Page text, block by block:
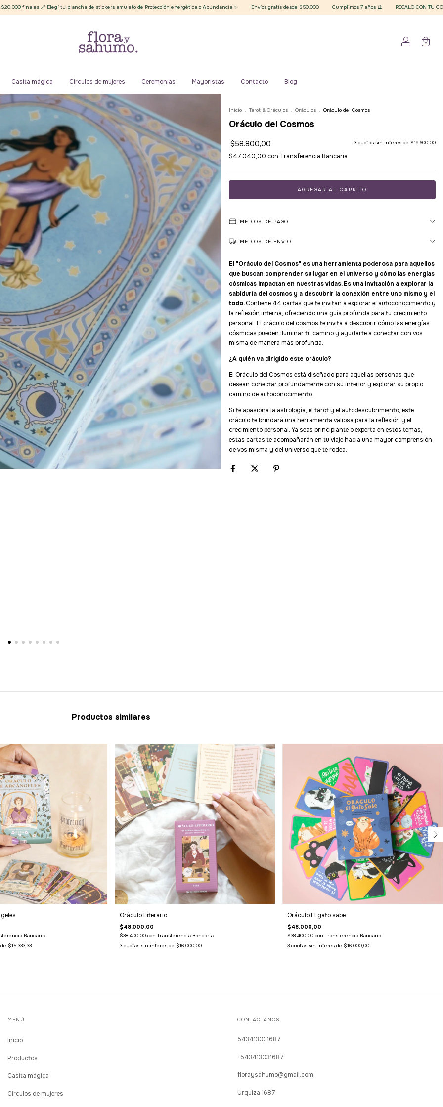
Elegí tu plancha de stickers amuleto de Protección energética o Abundancia ✨ Envíos gratis desde $50.000 Cumplimos 7 años 🔮 REGALO CON TU COMPRA
0
Casita mágica Círculos de mujeres Ceremonias Mayoristas Contacto Blog
Inicio . Tarot & Oráculos . Oráculos . Oráculo del Cosmos
Oráculo del Cosmos
$58.800,00 3 cuotas sin interés de $19.600,00
$47.040,00 con Transferencia Bancaria
MEDIOS DE PAGO
MEDIOS DE ENVÍO
El "Oráculo del Cosmos" es una herramienta poderosa para aquellos
que buscan comprender su lugar en el universo y cómo las energías
cósmicas impactan en nuestras vidas. Es una invitación a explorar la
sabiduría del cosmos y a descubrir la conexión entre uno mismo y el
todo.Contiene 44 cartas que te invitan a explorar el autoconocimiento y
la reflexión interna, ofreciendo una guía profunda para tu crecimiento
personal. El oráculo del cosmos te invita a descubrir cómo las energías
cósmicas pueden iluminar tu camino y ayudarte a conectar con vos
misma de manera más profunda.
¿A quién va dirigido este oráculo?
El Oráculo del Cosmos está diseñado para aquellas personas que
desean conectar profundamente con su interior y explorar su propio
camino de autoconocimiento.
Si te apasiona la astrología, el tarot y el autodescubrimiento, este
oráculo te brindará una herramienta valiosa para la reflexión y el
crecimiento personal. Ya seas principiante o experta en estos temas,
estas cartas te acompañarán en tu viaje hacia una mayor comprensión
de vos misma y del universo que te rodea.
Productos similares
Bancaria
$15.333,33
Oráculo Literario
$48.000,00
$38.400,00 con Transferencia Bancaria
3 cuotas sin interés de $16.000,00
Oráculo El gato sabe
$48.000,00
$38.400,00con Transferencia Bancaria
3 cuotas sin interés de $16.000,00
MENÚ
Inicio
Productos
Casita mágica
Círculos de mujeres
CONTACTANOS
543413031687
+543413031687
floraysahumo@gmail.com
Urquiza 1687